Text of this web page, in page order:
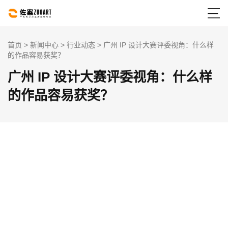

首页 > 新闻中心 > 行业动态 > 广州 IP 设计大赛评委视角：什么样
的作品容易获奖？
广州 IP 设计大赛评委视角：什么样
的作品容易获奖？